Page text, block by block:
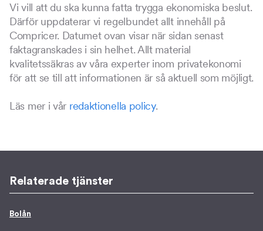
Vi vill att du ska kunna fatta trygga ekonomiska beslut.
Därför uppdaterar vi regelbundet allt innehåll på
Compricer. Datumet ovan visar när sidan senast
faktagranskades i sin helhet. Allt material
kvalitetssäkras av våra experter inom privatekonomi
för att se till att informationen är så aktuell som möjligt.
Läs mer i vår redaktionella policy.
Relaterade tjänster
Bolån